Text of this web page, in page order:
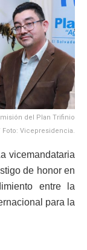
del Plan Trifinio
Foto: Vicepresidencia.
vicemandataria
de honor en
entre la
para la